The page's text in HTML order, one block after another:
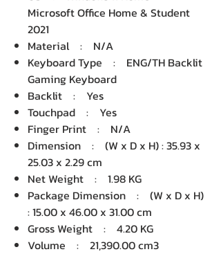
Microsoft Office Home & Student
2021
Material : N/A
Keyboard Type : ENG/TH Backlit
Gaming Keyboard
Backlit : Yes
Touchpad : Yes
Finger Print : N/A
Dimension : (W x D x H) : 35.93 x
25.03 x 2.29 cm
Net Weight : 1.98 KG
Package Dimension : (W x D x H)
: 15.00 x 46.00 x 31.00 cm
Gross Weight : 4.20 KG
Volume : 21,390.00 cm3